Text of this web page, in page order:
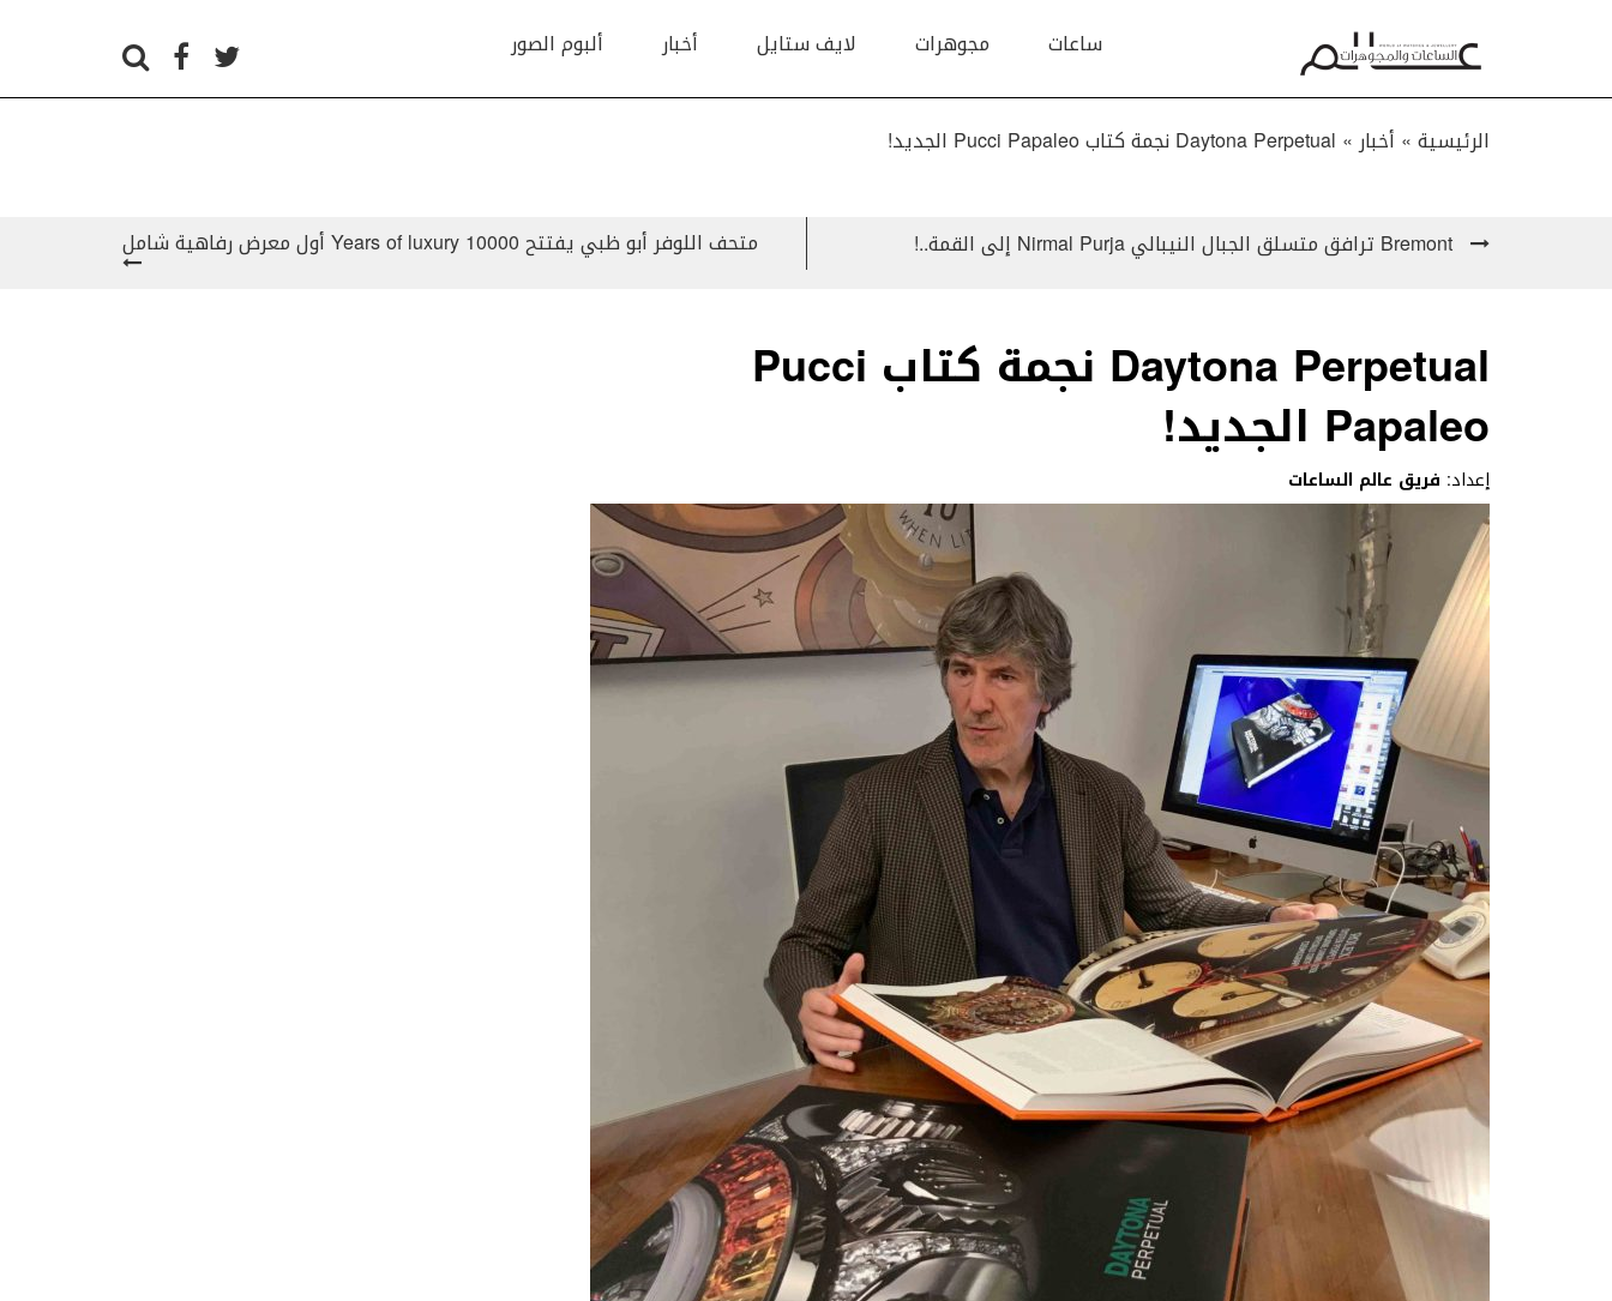
ساعات مجوهرات لايف ستايل أخبار ألبوم الصور
الرئيسية » أخبار» Daytona Perpetual نجمة كتاب Pucci Papaleo الجديد!
Bremont ترافق متسلق الجبال النيبالي Nirmal Purja إلى القمة..! متحف اللوفر أبو ظبي يفتتح 10000 Years of luxury أول معرض رفاهية شامل
Daytona Perpetual نجمة كتاب Pucci
Papaleo الجديد!
إعداد: فريق عالم الساعات